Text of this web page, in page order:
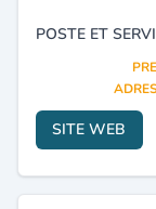
SITE WEB